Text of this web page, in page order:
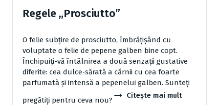
Regele „Prosciutto”
O felie subţire de prosciutto, îmbrăţişând cu
voluptate o felie de pepene galben bine copt.
Închipuiţi-vă întâlnirea a două senzaţii gustative
diferite: cea dulce-sărată a cărnii cu cea foarte
parfumată şi intensă a pepenelui galben. Sunteţi
pregătiţi pentru ceva nou?
Citește mai mult